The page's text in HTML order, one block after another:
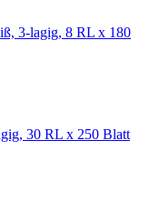
3-lagig, 8 RL x 180
30 RL x 250 Blatt